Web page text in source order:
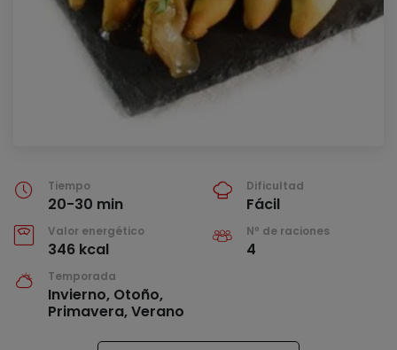
Tiempo
20-30 min
Dificultad
Fácil
Valor energético
346 kcal
Nº de raciones
4
Temporada
Invierno, Otoño,
Primavera, Verano